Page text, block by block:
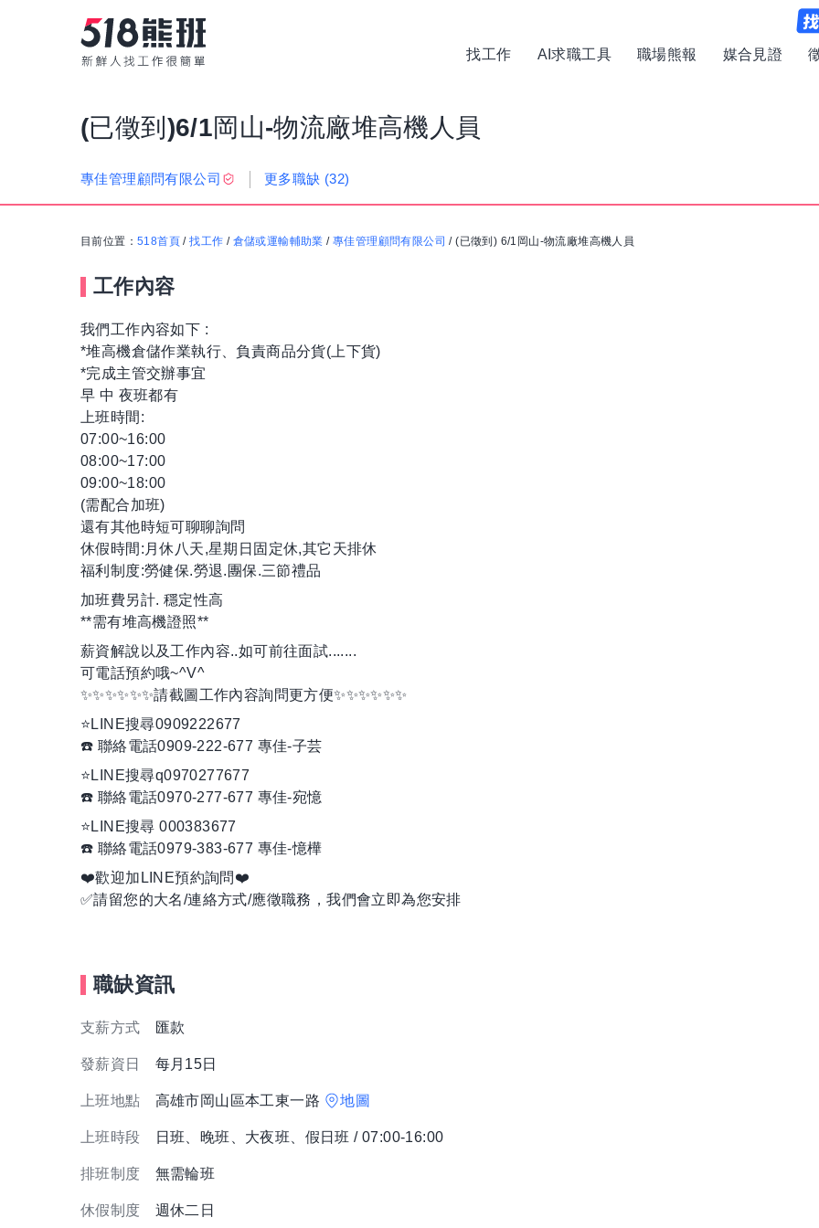
找工作 AI求職工具 職場熊報 媒合見證
(已徵到)6/1岡山-物流廠堆高機人員
專佳管理顧問有限公司 更多職缺 (32)
目前位置： 518首頁 /找工作 / 倉儲或運輸輔助業 /專佳管理顧問有限公司 /(已徵到) 6/1岡山-物流廠堆高機人員
工作內容
我們工作內容如下 :
*堆高機倉儲作業執行、負責商品分貨(上下貨)
*完成主管交辦事宜
早 中 夜班都有
上班時間:
07:00~16:00
08:00~17:00
09:00~18:00
(需配合加班)
還有其他時短可聊聊詢問
休假時間:月休八天,星期日固定休,其它天排休
福利制度:勞健保.勞退.團保.三節禮品
加班費另計. 穩定性高
**需有堆高機證照**
薪資解說以及工作內容..如可前往面試.......
可電話預約哦~^V^
✨✨✨✨✨✨請截圖工作內容詢問更方便✨✨✨✨✨✨
⭐️LINE搜尋0909222677
☎️ 聯絡電話0909-222-677 專佳-子芸
⭐️LINE搜尋q0970277677
☎️ 聯絡電話0970-277-677 專佳-宛憶
⭐️LINE搜尋 000383677
☎️ 聯絡電話0979-383-677 專佳-憶樺
❤️歡迎加LINE預約詢問❤️
✅請留您的大名/連絡方式/應徵職務，我們會立即為您安排
職缺資訊
支薪方式 匯款
發薪資日 每月15日
上班地點 高雄市岡山區本工東一路 地圖
上班時段 日班、晚班、大夜班、假日班 / 07:00-16:00
排班制度 無需輪班
休假制度 週休二日